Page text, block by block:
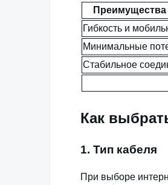
Преимущества
Гибкость и
Минимальные
Стабильное
Как
1. Тип кабеля
При выборе